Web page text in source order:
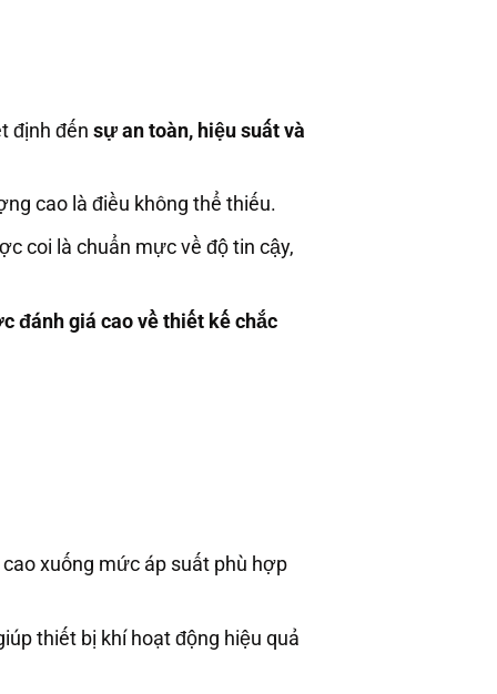
định đếnsự an toàn, hiệu suất và
cao là điều không thể thiếu.
coi là chuẩn mực về độ tin cậy,
đánh giá cao về thiết kế chắc
xuống mức áp suất phù hợp
thiết bị khí hoạt động hiệu quả